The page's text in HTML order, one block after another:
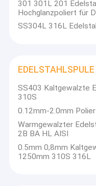
301 301L 201
Hochglanzpoliert für
SS304L 316L
EDELSTAHLSPULE
SS403 Kaltgewalzte
310S
0.12mm-2.0mm
Warmgewalzter
2B BA HL AISI
0.5mm 0,8mm
1250mm 310S 316L